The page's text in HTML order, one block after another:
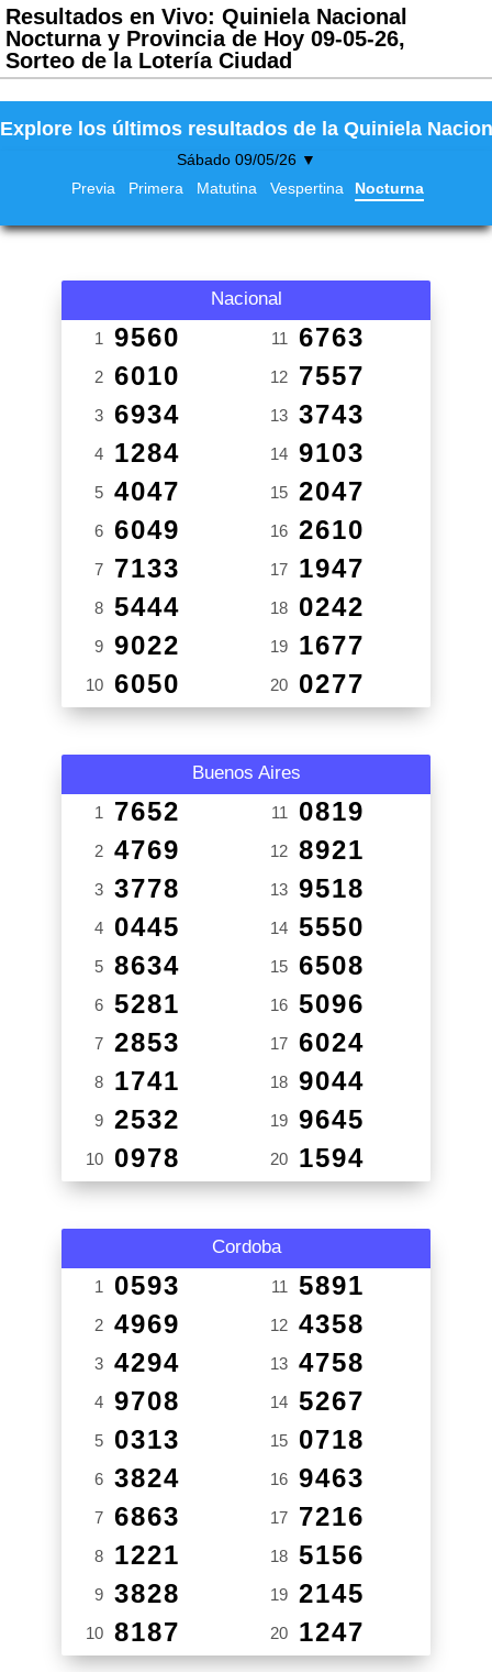
Resultados en Vivo: Quiniela Nacional
Nocturna y Provincia de Hoy 09-05-26,
Sorteo de la Lotería Ciudad
Explore los últimos resultados de la Quiniela
Sábado 09/05/26 ▼
Previa
Primera Matutina Vespertina Nocturna
Nacional
1 9560
2 6010
3 6934
4 1284
5 4047
6 6049
7 7133
8 5444
9 9022
10 6050
11 6763
12 7557
13 3743
14 9103
15 2047
16 2610
17 1947
18 0242
19 1677
20 0277
Buenos Aires
1 7652
2 4769
3 3778
4 0445
5 8634
6 5281
7 2853
8 1741
9 2532
10 0978
11 0819
12 8921
13 9518
14 5550
15 6508
16 5096
17 6024
18 9044
19 9645
20 1594
Cordoba
1 0593
2 4969
3 4294
4 9708
5 0313
6 3824
7 6863
8 1221
9 3828
10 8187
11 5891
12 4358
13 4758
14 5267
15 0718
16 9463
17 7216
18 5156
19 2145
20 1247